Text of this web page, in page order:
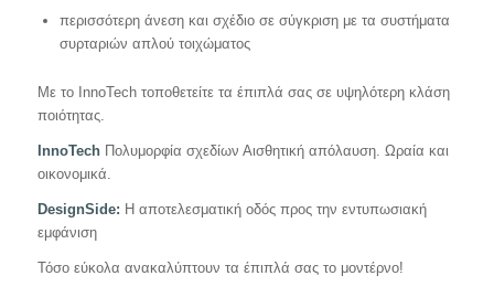
περισσότερη άνεση και σχέδιο σε σύγκριση με τα συστήματα
συρταριών απλού τοιχώματος
Με το InnoTech τοποθετείτε τα έπιπλά σας σε υψηλότερη κλάση
ποιότητας.
InnoTech Πολυμορφία σχεδίων Αισθητική απόλαυση. Ωραία και
οικονομικά.
DesignSide: Η αποτελεσματική οδός προς την εντυπωσιακή
εμφάνιση
Τόσο εύκολα ανακαλύπτουν τα έπιπλά σας το μοντέρνο!